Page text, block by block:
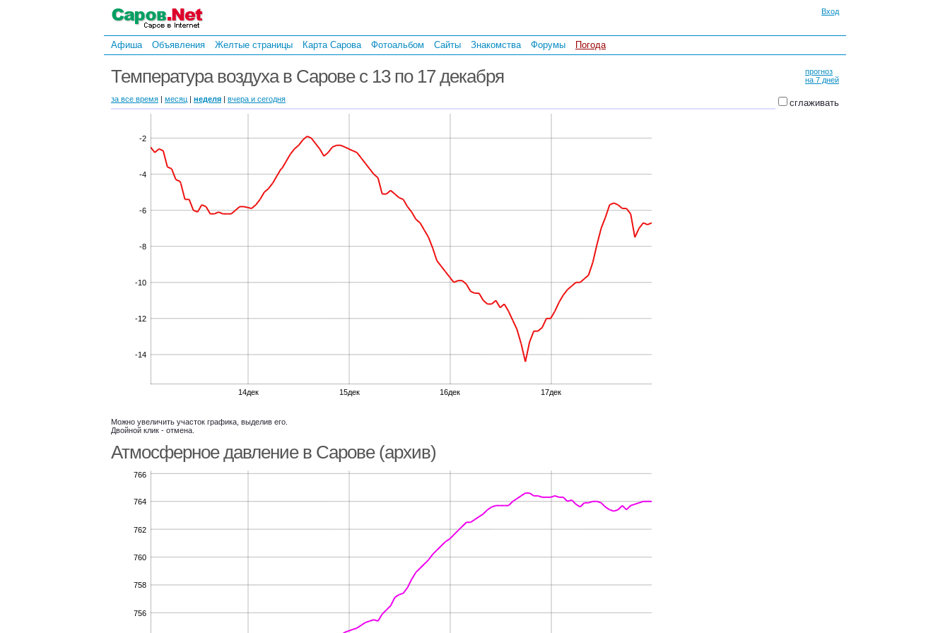
Вход
Афиша Объявления Желтые страницы Карта Сарова Фотоальбом Сайты Знакомства Форумы Погода
прогноз
на 7 дней
Температура воздуха в Сарове с 13 по 17 декабря
сглаживать
за все время | месяц | неделя | вчера и сегодня
-14
-12
-10
-8
-6
-4
-2
14дек 15дек 16дек 17дек
Можно увеличить участок графика, выделив его.
Двойной клик - отмена.
Атмосферное давление в Сарове (архив)
756
758
760
762
764
766